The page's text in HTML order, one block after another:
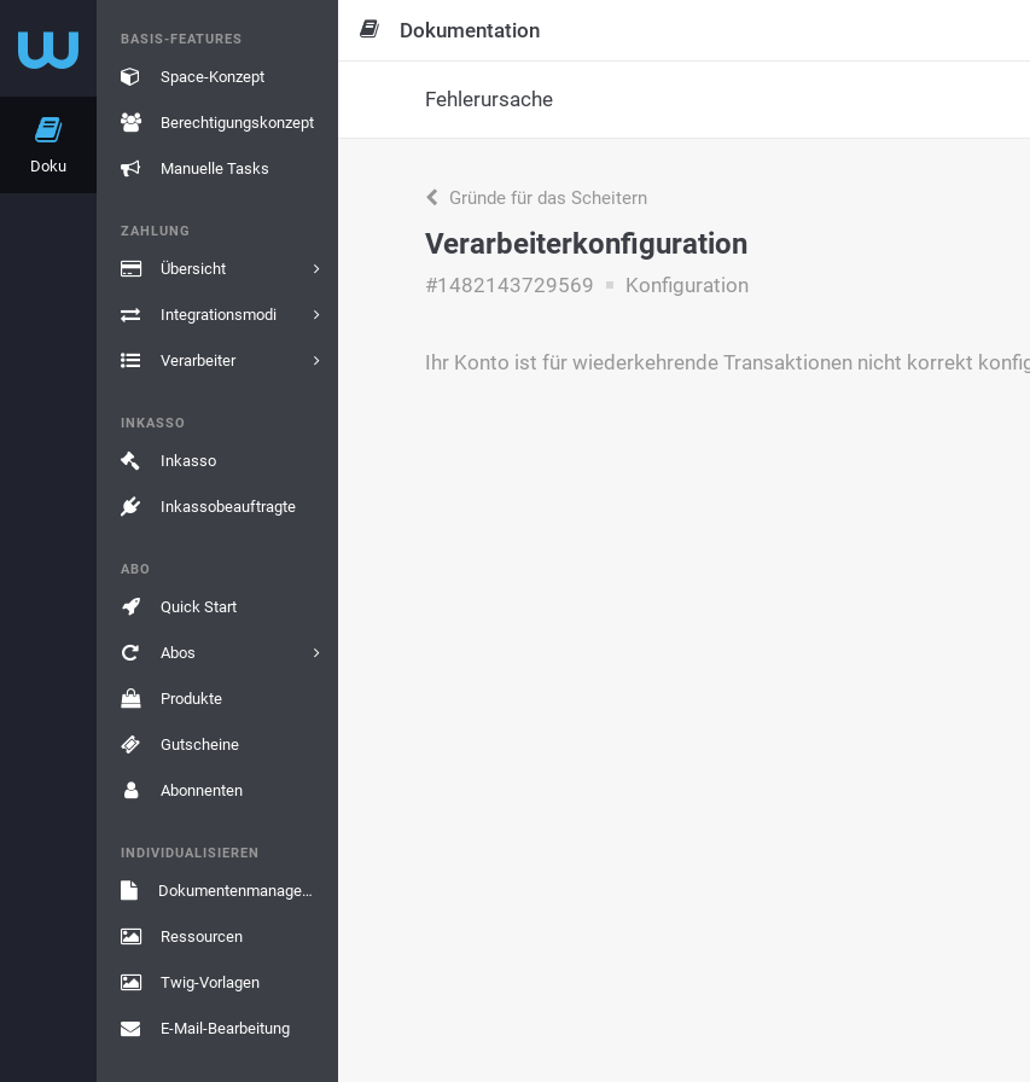
Doku
BASIS-FEATURES
Space-Konzept
Berechtigungskonzept
Manuelle Tasks
ZAHLUNG
Übersicht
Integrationsmodi
Verarbeiter
INKASSO
Inkasso
Inkassobeauftragte
ABO
Quick Start
Abos
Produkte
Gutscheine
Abonnenten
INDIVIDUALISIEREN
Dokumentenmanagement
Ressourcen
Twig-Vorlagen
E-Mail-Bearbeitung
Dokumentation
Fehlerursache
Gründe für das Scheitern
Verarbeiterkonfiguration
#1482143729569 Konfiguration
Ihr Konto ist für wiederkehrende Transaktionen nicht korrekt